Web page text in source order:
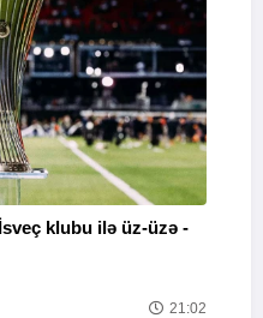
klubu ilə üz-üzə -
21:02